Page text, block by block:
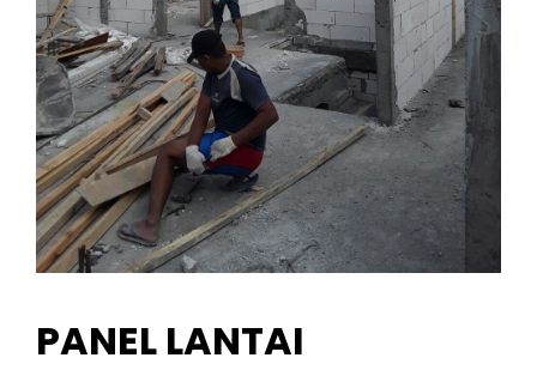
PANEL LANTAI